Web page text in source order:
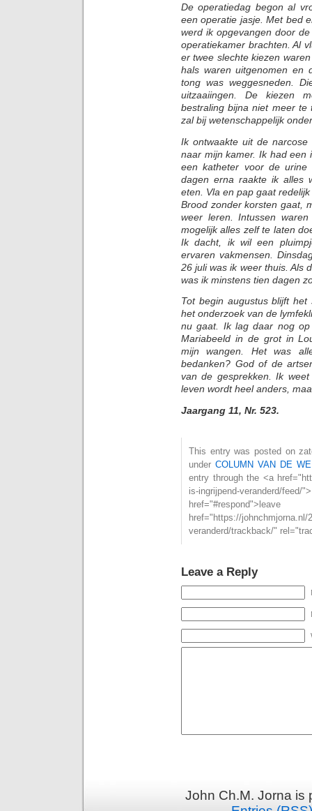
De operatiedag begon al
een operatie jasje. Met bed
werd ik opgevangen door
operatiekamer brachten. Al
er twee slechte kiezen
hals waren uitgenomen en
tong was weggesneden.
uitzaaiingen. De kiezen
bestraling bijna niet meer te
zal bij wetenschappelijk
Ik ontwaakte uit de
naar mijn kamer. Ik had een
een katheter voor de urine
dagen erna raakte ik alles
eten. Vla en pap gaat
Brood zonder korsten gaat,
weer leren. Intussen
mogelijk alles zelf te laten
Ik dacht, ik wil een
ervaren vakmensen.
26 juli was ik weer thuis. Als
was ik minstens tien dagen
Tot begin augustus blijft
het onderzoek van de
nu gaat. Ik lag daar nog
Mariabeeld in de grot in
mijn wangen. Het was
bedanken? God of de
van de gesprekken. Ik
leven wordt heel anders,
Jaargang 11, Nr. 523.
This entry was posted on
under COLUMN VAN DE
entry through the <a
is-ingrijpend-veranderd/
href="https://johnchmjorna.nl/
veranderd/trackback/"
Leave a Reply
John Ch.M. Jorna